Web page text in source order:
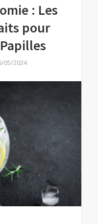
: Les
pour
05/2024